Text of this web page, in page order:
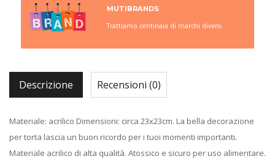
MUTIBRANDS
Trattiamo centinaia di marchi diversi.
Descrizione Recensioni (0)
Materiale: acrilico Dimensioni: circa 23x23cm. La bella decorazione
per torta lascia un buon ricordo per i tuoi momenti importanti.
Materiale acrilico di alta qualità. Atossico e sicuro per uso alimentare.